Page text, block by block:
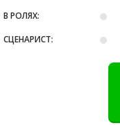
В РОЛЯХ:
СЦЕНАРИСТ: